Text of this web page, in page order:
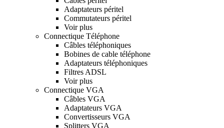
Adaptateurs péritel
Commutateurs péritel
Voir plus
Connectique Téléphone
Câbles téléphoniques
Bobines de cable téléphone
Adaptateurs téléphoniques
Filtres ADSL
Voir plus
Connectique VGA
Câbles VGA
Adaptateurs VGA
Convertisseurs VGA
Splitters VGA